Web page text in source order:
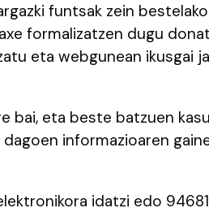
funtsak zein
formalizatzen dugu
eta webgunean ikusgai
bai, eta beste batzuen
informazioaren
idatzi edo